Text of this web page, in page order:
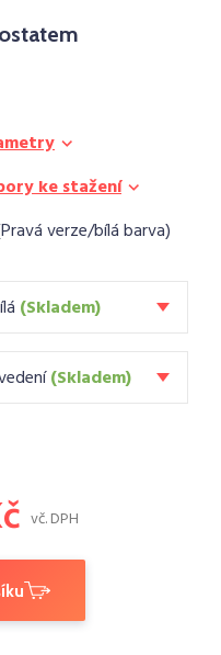
ke stažení
Pravá verze/bílá barva
(Skladem)
(Skladem)
vč. DPH